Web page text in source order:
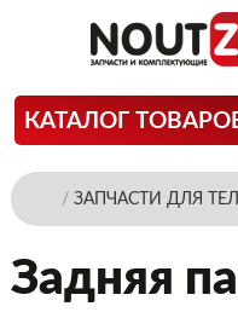
КАТАЛОГ
/ ЗАПЧАСТИ ДЛЯ
Задняя